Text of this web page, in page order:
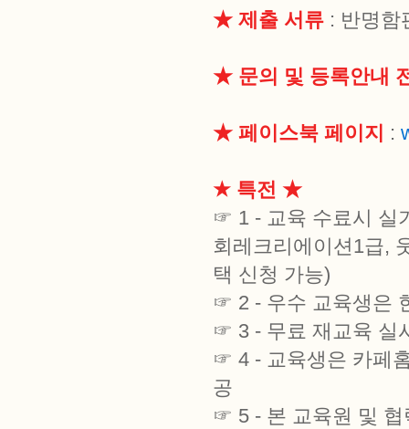
★ 제출 서류 : 반명함
★ 문의 및 등록안내
★ 페이스북 페이지 :
★ 특전 ★
☞ 1 - 교육 수료시 실
회레크리에이션1급,
택 신청 가능)
☞ 2 - 우수 교육생은
☞ 3 - 무료 재교육 실
☞ 4 - 교육생은 카페
공
☞ 5 - 본 교육원 및 협